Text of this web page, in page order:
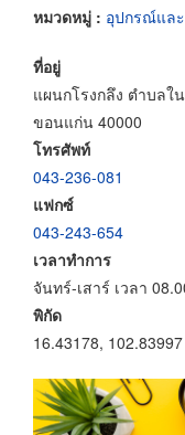
หมวดหมู่ : อุปกรณ์แล
ที่อยู่
แผนกโรงกลึง ตำบลใ
ขอนแก่น 40000
โทรศัพท์
043-236-081
แฟกซ์
043-243-654
เวลาทำการ
จันทร์-เสาร์ เวลา
พิกัด
16.43178, 102.83997